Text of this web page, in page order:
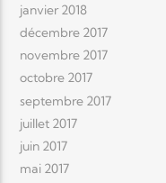
janvier 2018
décembre 2017
novembre 2017
octobre 2017
septembre 2017
juillet 2017
juin 2017
mai 2017